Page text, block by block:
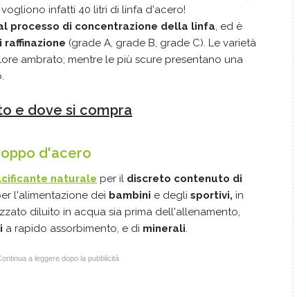
infatti 40 litri di linfa d'acero!
processo di concentrazione della linfa, ed è
raffinazione (grade A, grade B, grade C). Le varietà
ambrato; mentre le più scure presentano una
e dove si compra
d'acero
naturale per il discreto contenuto di
l'alimentazione dei bambini e degli sportivi, in
diluito in acqua sia prima dell'allenamento,
a rapido assorbimento, e di minerali.
a leggere dopo la pubblicità